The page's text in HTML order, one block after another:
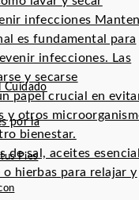
infecciones
es fundamental para
infecciones. Las
y secarse
papel crucial en
y otros
bienestar.
de sal, aceites
hierbas para relajar y
Cuidado
por la
Pies